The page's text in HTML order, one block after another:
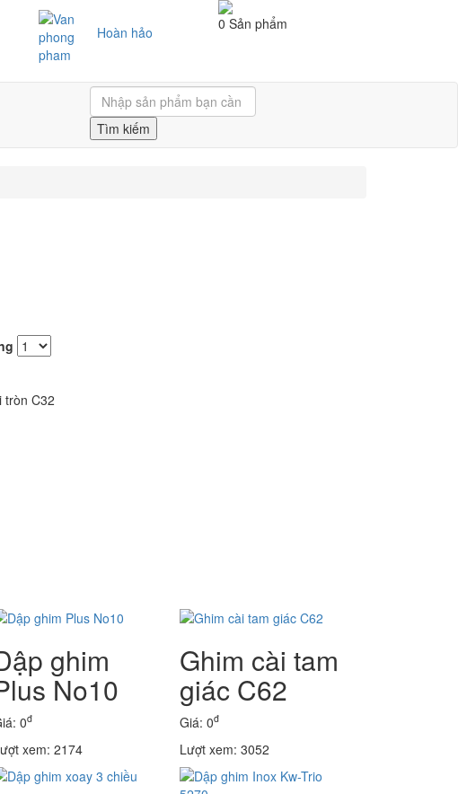
Hoàn hảo 0 Sản phẩm
Tìm kiếm
tròn C32
ghim
No10
0đ
xem: 2174
Ghim cài tam
giác C62
Giá: 0đ
Lượt xem: 3052